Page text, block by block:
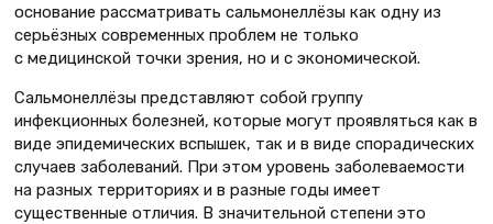
основание рассматривать сальмонеллёзы как одну из
серьёзных современных проблем не только
с медицинской точки зрения, но и с экономической.
Сальмонеллёзы представляют собой группу
инфекционных болезней, которые могут проявляться как в
виде эпидемических вспышек, так и в виде спорадических
случаев заболеваний. При этом уровень заболеваемости
на разных территориях и в разные годы имеет
существенные отличия. В значительной степени это